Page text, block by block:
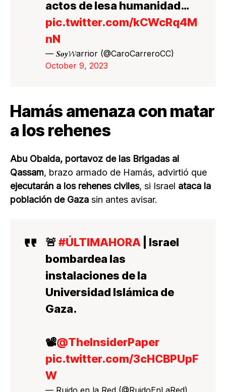
actos de lesa humanidad…
pic.twitter.com/kCWcRq4M
nN
— 𝑺𝒐𝒚𝓦arrior (@CaroCarreroCC)
October 9, 2023
Hamás amenaza con matar
a los rehenes
Abu Obaida, portavoz de las Brigadas al
Qassam, brazo armado de Hamás, advirtió que
ejecutarán a los rehenes civiles, si Israel ataca la
población de Gaza sin antes avisar.
🚨#ÚLTIMAHORA | Israel
bombardea las
instalaciones de la
Universidad Islámica de
Gaza.
📽️@TheInsiderPaper
pic.twitter.com/3cHCBPUpF
W
— Ruido en la Red (@RuidoEnLaRed)